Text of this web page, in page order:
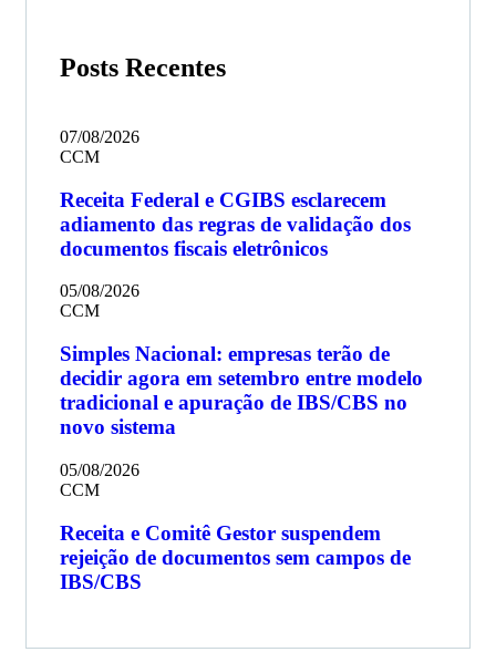
Posts Recentes
07/08/2026
CCM
Receita Federal e CGIBS esclarecem
adiamento das regras de validação dos
documentos fiscais eletrônicos
05/08/2026
CCM
Simples Nacional: empresas terão de
decidir agora em setembro entre modelo
tradicional e apuração de IBS/CBS no
novo sistema
05/08/2026
CCM
Receita e Comitê Gestor suspendem
rejeição de documentos sem campos de
IBS/CBS